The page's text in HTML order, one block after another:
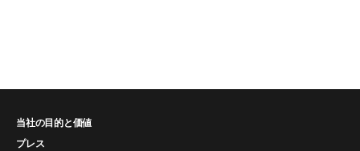
当社の目的と価値
プレス